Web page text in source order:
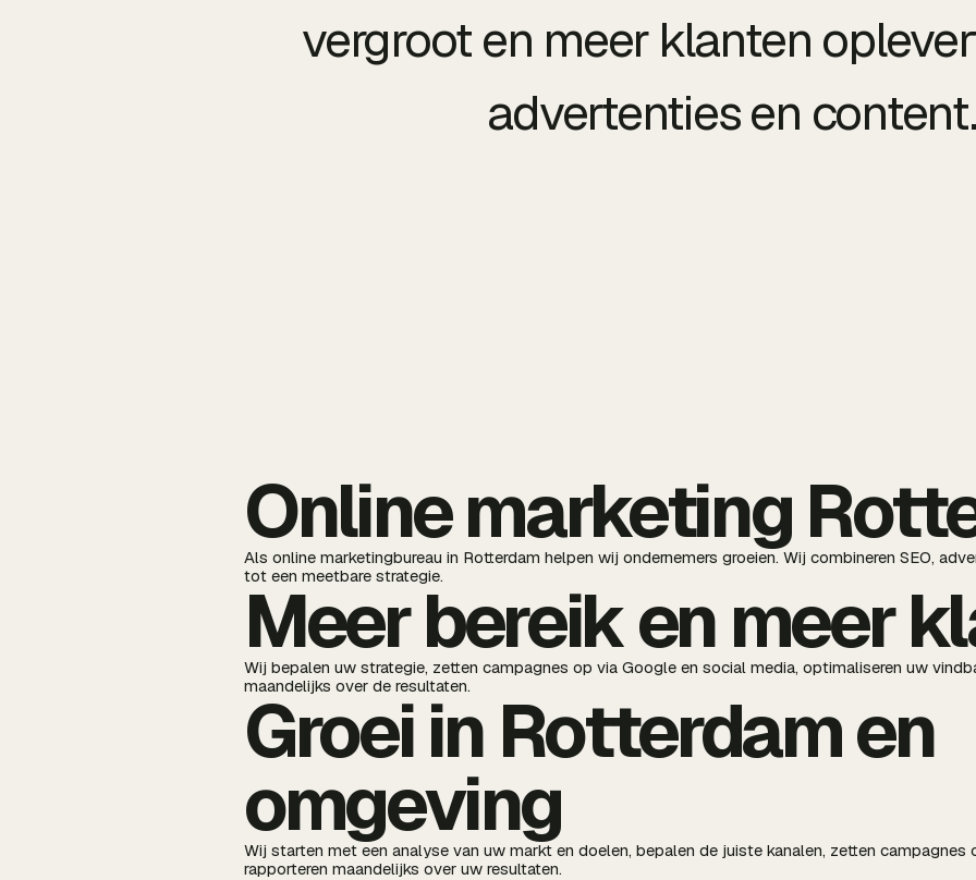
vergroot en meer klanten
advertenties en content.
Online marketing
Als online marketingbureau in Rotterdam helpen wij ondernemers groeien. Wij combineren SEO,
tot een meetbare strategie.
Meer bereik en meer
Wij bepalen uw strategie, zetten campagnes op via Google en social media, optimaliseren uw
maandelijks over de resultaten.
Groei in Rotterdam en
omgeving
Wij starten met een analyse van uw markt en doelen, bepalen de juiste kanalen, zetten
rapporteren maandelijks over uw resultaten.